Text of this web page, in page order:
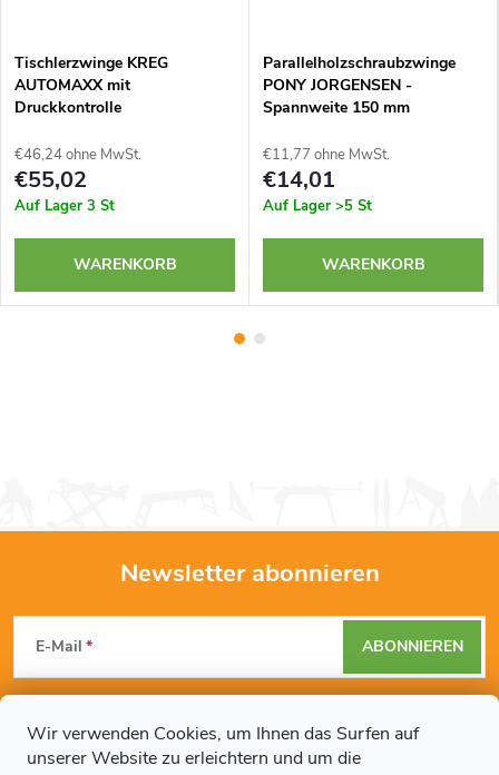
Wir verwenden Cookies, um Ihnen das Surfen auf
unserer Website zu erleichtern und um die
Tischlerzwinge KREG
AUTOMAXX mit
Druckkontrolle
€46,24 ohne MwSt.
€55,02
Auf Lager 3 St
WARENKORB
Parallelholzschraubzwinge
PONY JORGENSEN -
Spannweite 150 mm
€11,77 ohne MwSt.
€14,01
Auf Lager >5 St
WARENKORB
F
u
ß
Newsletter abonnieren
E-Mail
Mit der Eingabe Ihrer E-Mail-Adresse erklären Sie sich mit den
Datenschutzbestimmungen
einverstanden.
ABONNIEREN